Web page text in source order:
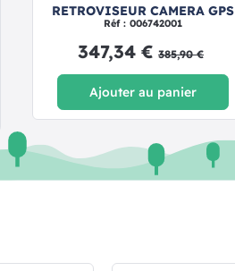
RETROVISEUR CAMERA GPS
Réf : 006742001
347,34 € 385,90 €
Ajouter au panier